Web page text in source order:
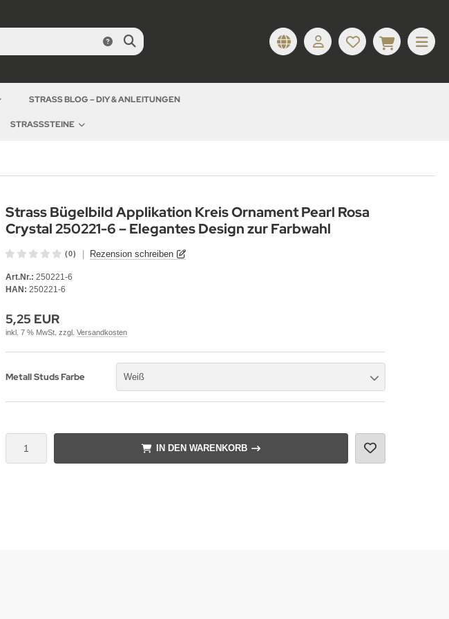
STRASS BLOG – DIY & ANLEITUNGEN
STRASSSTEINE
Strass Bügelbild Applikation Kreis Ornament Pearl Rosa
Crystal 250221-6 – Elegantes Design zur Farbwahl
(0) Rezension schreiben
Art.Nr.: 250221-6
HAN: 250221-6
5,25 EUR
inkl. 7 % MwSt. zzgl. Versandkosten
Metall Studs Farbe Weiß
IN DEN WARENKORB